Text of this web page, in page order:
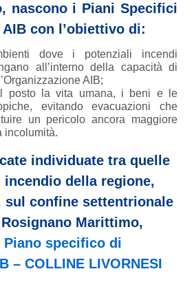
nascono i Piani Specifici
con l’obiettivo di:
dove i potenziali incendi
all’interno della capacità di
AIB;
posto la vita umana, i beni e le
evitando evacuazioni che
un pericolo ancora maggiore
incolumità.
individuate tra quelle
della regione,
sul confine settentrionale
Marittimo,
Piano specifico di
– COLLINE LIVORNESI